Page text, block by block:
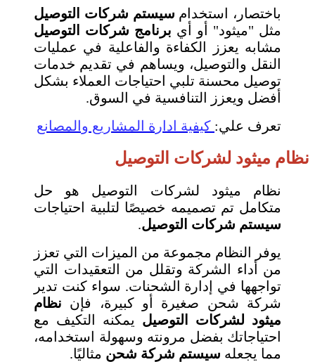
باختصار، استخدام سيستم شركات التوصيل
مثل "ميثود" أو أي برنامج شركات التوصيل
مشابه يعزز الكفاءة والفاعلية في عمليات
النقل والتوصيل، ويساهم في تقديم خدمات
توصيل محسنة تلبي احتياجات العملاء بشكل
أفضل ويعزز التنافسية في السوق.
تعرف علي: كيفية ادارة المشاريع والمصانع
نظام ميثود لشركات التوصيل
نظام ميثود لشركات التوصيل هو حل
متكامل تم تصميمه خصيصًا لتلبية احتياجات
سيستم شركات التوصيل.
يوفر النظام مجموعة من الميزات التي تعزز
من أداء الشركة وتقلل من التعقيدات التي
تواجهها في إدارة الشحنات. سواء كنت تدير
شركة شحن صغيرة أو كبيرة، فإن نظام
ميثود لشركات التوصيل يمكنه التكيف مع
احتياجاتك بفضل مرونته وسهولة استخدامه،
مما يجعله سيستم شركة شحن مثاليًا.